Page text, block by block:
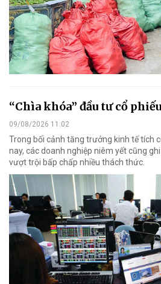
“Chìa khóa” đầu tư cổ phiếu
09/08/2026 11:02
Trong bối cảnh tăng trưởng kinh tế tích
nay, các doanh nghiệp niêm yết cũng
vượt trội bấp chấp nhiều thách thức.